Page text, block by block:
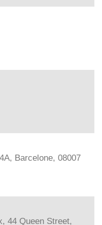
Barcelone, 08007
44 Queen Street,